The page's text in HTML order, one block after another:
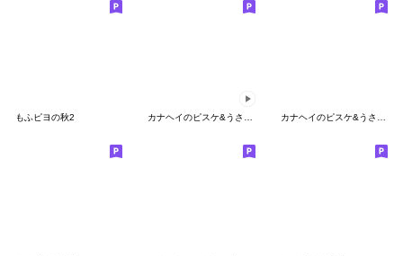
もふピヨの秋2 カナヘイのピスケ&うさぎ お着替え カナヘイのピスケ&うさぎ はじめての航海